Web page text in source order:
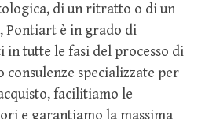
di un ritratto o di un
Pontiart è in grado di
in tutte le fasi del processo di
consulenze specializzate per
facilitiamo le
e garantiamo la massima